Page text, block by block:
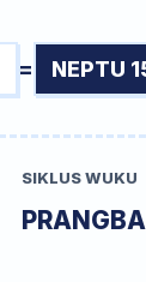
= NEPTU
SIKLUS WUKU